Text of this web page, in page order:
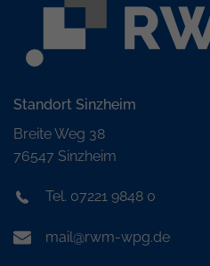
Standort Sinzheim
Breite Weg 38
76547 Sinzheim
Tel. 07221 9848 0
mail@rwm-wpg.de